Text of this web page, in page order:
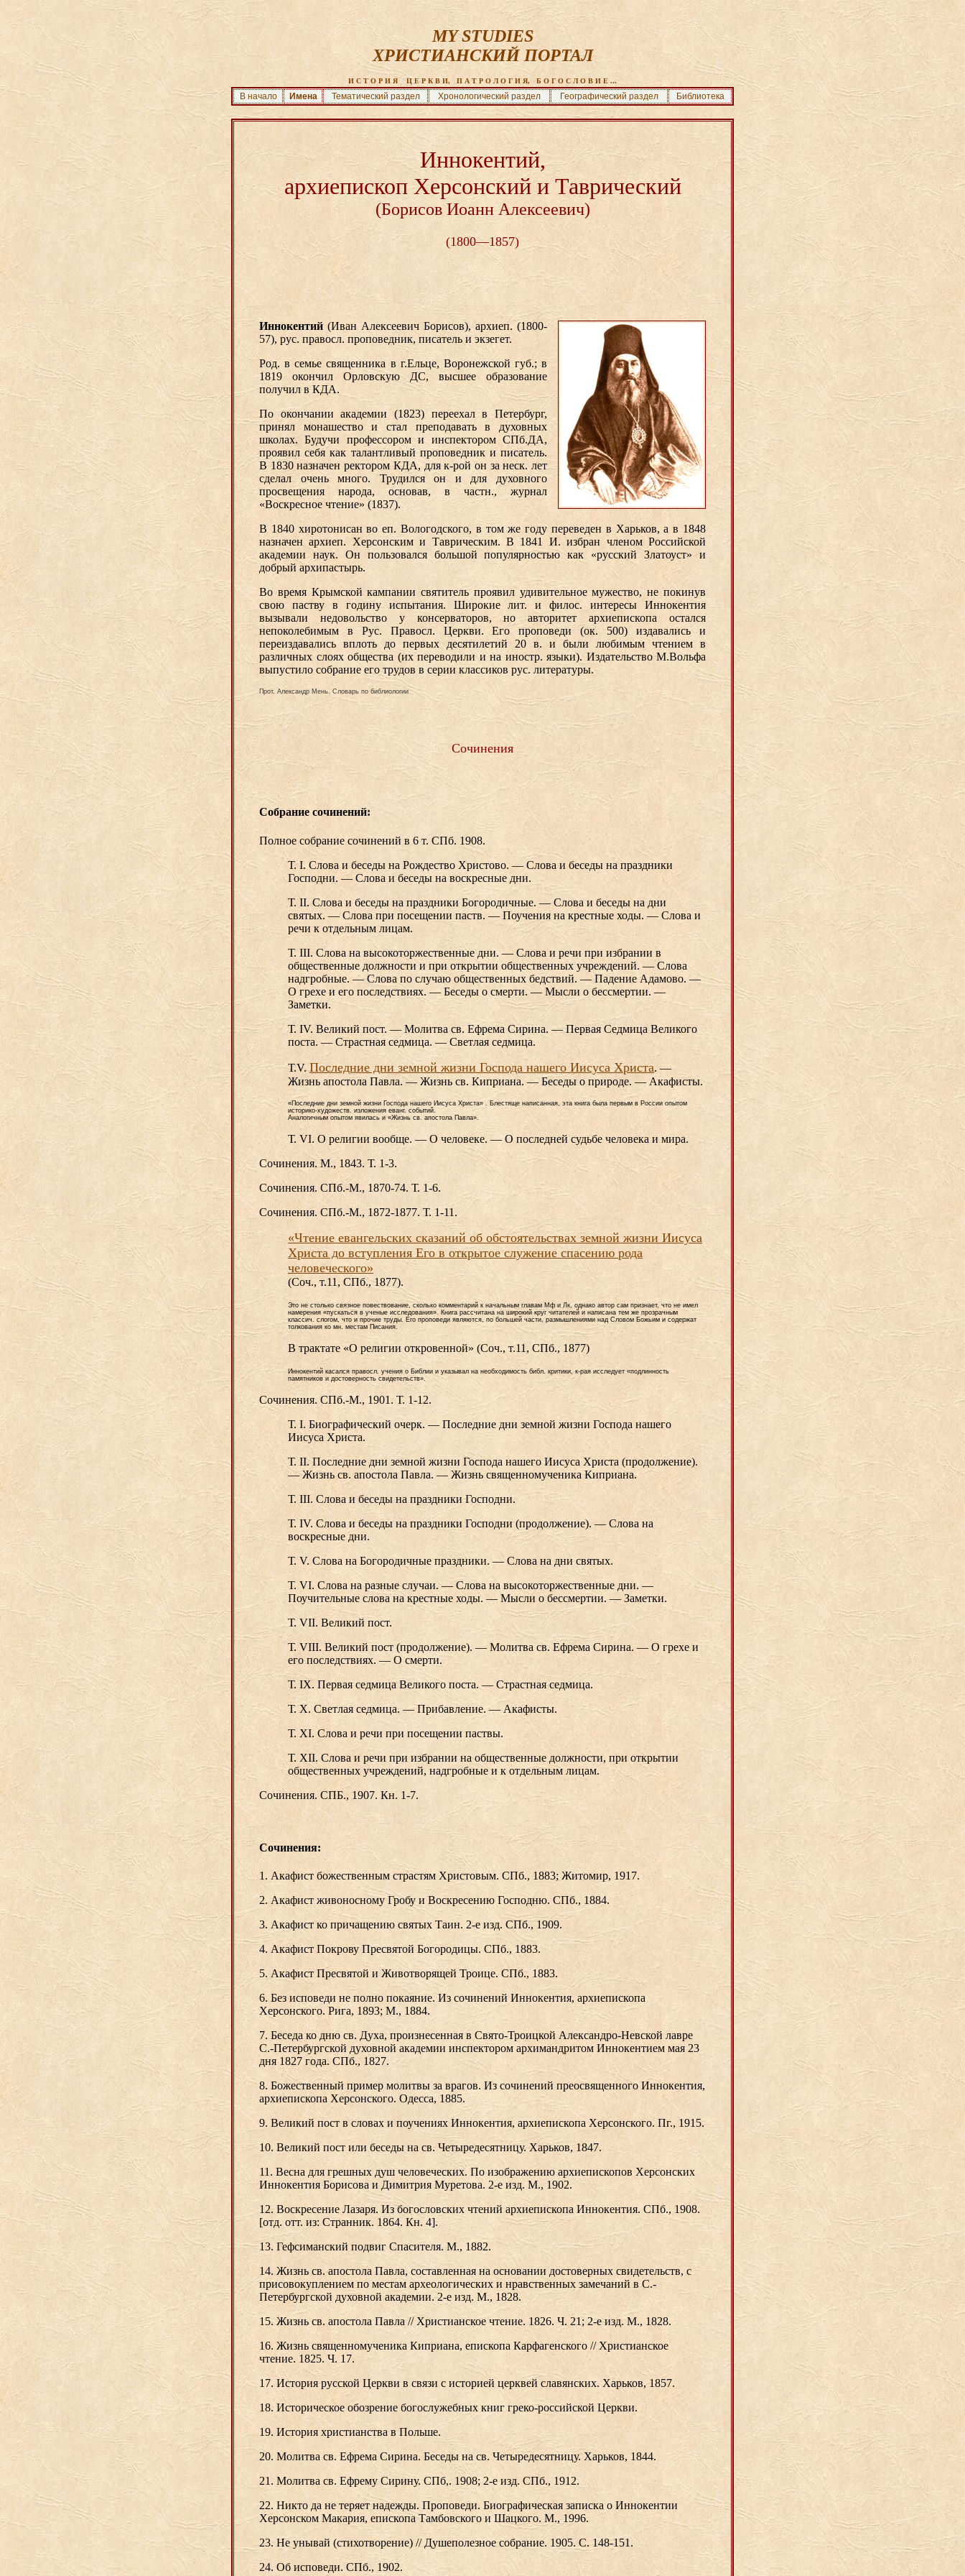
MY STUDIES
ХРИСТИАНСКИЙ ПОРТАЛ
И С Т О Р И Я    Ц Е Р К В И,   П А Т Р О Л О Г И Я,   Б О Г О С Л О В И Е ...
В начало Имена Тематический раздел Хронологический раздел Географический раздел Библиотека
Иннокентий,
архиепископ Херсонский и Таврический
(Борисов Иоанн Алексеевич)
(1800—1857)
Иннокентий (Иван Алексеевич Борисов), архиеп. (1800-
57), рус. правосл. проповедник, писатель и экзегет.
Род. в семье священника в г.Ельце, Воронежской губ.; в
1819 окончил Орловскую ДС, высшее образование
получил в КДА.
По окончании академии (1823) переехал в Петербург,
принял монашество и стал преподавать в духовных
школах. Будучи профессором и инспектором СПб.ДА,
проявил себя как талантливый проповедник и писатель.
В 1830 назначен ректором КДА, для к-рой он за неск. лет
сделал очень много. Трудился он и для духовного
просвещения народа, основав, в частн., журнал
«Воскресное чтение» (1837).
В 1840 хиротонисан во еп. Вологодского, в том же году переведен в Харьков, а в 1848
назначен архиеп. Херсонским и Таврическим. В 1841 И. избран членом Российской
академии наук. Он пользовался большой популярностью как «русский Златоуст» и
добрый архипастырь.
Во время Крымской кампании святитель проявил удивительное мужество, не покинув
свою паству в годину испытания. Широкие лит. и филос. интересы Иннокентия
вызывали недовольство у консерваторов, но авторитет архиепископа остался
непоколебимым в Рус. Правосл. Церкви. Его проповеди (ок. 500) издавались и
переиздавались вплоть до первых десятилетий 20 в. и были любимым чтением в
различных слоях общества (их переводили и на иностр. языки). Издательство М.Вольфа
выпустило собрание его трудов в серии классиков рус. литературы.
Прот. Александр Мень. Словарь по библиологии
Сочинения
Собрание сочинений:
Полное собрание сочинений в 6 т. СПб. 1908.
Т. I. Слова и беседы на Рождество Христово. — Слова и беседы на праздники
Господни. — Слова и беседы на воскресные дни.
Т. II. Слова и беседы на праздники Богородичные. — Слова и беседы на дни
святых. — Слова при посещении паств. — Поучения на крестные ходы. — Слова и
речи к отдельным лицам.
Т. III. Слова на высокоторжественные дни. — Слова и речи при избрании в
общественные должности и при открытии общественных учреждений. — Слова
надгробные. — Слова по случаю общественных бедствий. — Падение Адамово. —
О грехе и его последствиях. — Беседы о смерти. — Мысли о бессмертии. —
Заметки.
Т. IV. Великий пост. — Молитва св. Ефрема Сирина. — Первая Седмица Великого
поста. — Страстная седмица. — Светлая седмица.
Т.V.Последние дни земной жизни Господа нашего Иисуса Христа. —
Жизнь апостола Павла. — Жизнь св. Киприана. — Беседы о природе. — Акафисты.
«Последние дни земной жизни Господа нашего Иисуса Христа» . Блестяще написанная, эта книга была первым в России опытом
историко-художеств. изложения еванг. событий.
Аналогичным опытом явилась и «Жизнь св. апостола Павла».
Т. VI. О религии вообще. — О человеке. — О последней судьбе человека и мира.
Сочинения. М., 1843. Т. 1-3.
Сочинения. СПб.-М., 1870-74. Т. 1-6.
Сочинения. СПб.-М., 1872-1877. Т. 1-11.
«Чтение евангельских сказаний об обстоятельствах земной жизни Иисуса
Христа до вступления Его в открытое служение спасению рода
человеческого»
(Соч., т.11, СПб., 1877).
Это не столько связное повествование, сколько комментарий к начальным главам Мф и Лк, однако автор сам признает, что не имел
намерения «пускаться в ученые исследования». Книга рассчитана на широкий круг читателей и написана тем же прозрачным
классич. слогом, что и прочие труды. Его проповеди являются, по большей части, размышлениями над Словом Божьим и содержат
толкования ко мн. местам Писания.
В трактате «О религии откровенной» (Соч., т.11, СПб., 1877)
Иннокентий касался правосл. учения о Библии и указывал на необходимость библ. критики, к-рая исследует «подлинность
памятников и достоверность свидетельств».
Сочинения. СПб.-М., 1901. Т. 1-12.
Т. I. Биографический очерк. — Последние дни земной жизни Господа нашего
Иисуса Христа.
Т. II. Последние дни земной жизни Господа нашего Иисуса Христа (продолжение).
— Жизнь св. апостола Павла. — Жизнь священномученика Киприана.
Т. III. Слова и беседы на праздники Господни.
Т. IV. Слова и беседы на праздники Господни (продолжение). — Слова на
воскресные дни.
Т. V. Слова на Богородичные праздники. — Слова на дни святых.
Т. VI. Слова на разные случаи. — Слова на высокоторжественные дни. —
Поучительные слова на крестные ходы. — Мысли о бессмертии. — Заметки.
Т. VII. Великий пост.
Т. VIII. Великий пост (продолжение). — Молитва св. Ефрема Сирина. — О грехе и
его последствиях. — О смерти.
Т. IX. Первая седмица Великого поста. — Страстная седмица.
Т. X. Светлая седмица. — Прибавление. — Акафисты.
Т. XI. Слова и речи при посещении паствы.
Т. XII. Слова и речи при избрании на общественные должности, при открытии
общественных учреждений, надгробные и к отдельным лицам.
Сочинения. СПБ., 1907. Кн. 1-7.
Сочинения:
1. Акафист божественным страстям Христовым. СПб., 1883; Житомир, 1917.
2. Акафист живоносному Гробу и Воскресению Господню. СПб., 1884.
3. Акафист ко причащению святых Таин. 2-е изд. СПб., 1909.
4. Акафист Покрову Пресвятой Богородицы. СПб., 1883.
5. Акафист Пресвятой и Животворящей Троице. СПб., 1883.
6. Без исповеди не полно покаяние. Из сочинений Иннокентия, архиепископа
Херсонского. Рига, 1893; М., 1884.
7. Беседа ко дню св. Духа, произнесенная в Свято-Троицкой Александро-Невской лавре
С.-Петербургской духовной академии инспектором архимандритом Иннокентием мая 23
дня 1827 года. СПб., 1827.
8. Божественный пример молитвы за врагов. Из сочинений преосвященного Иннокентия,
архиепископа Херсонского. Одесса, 1885.
9. Великий пост в словах и поучениях Иннокентия, архиепископа Херсонского. Пг., 1915.
10. Великий пост или беседы на св. Четыредесятницу. Харьков, 1847.
11. Весна для грешных душ человеческих. По изображению архиепископов Херсонских
Иннокентия Борисова и Димитрия Муретова. 2-е изд. М., 1902.
12. Воскресение Лазаря. Из богословских чтений архиепископа Иннокентия. СПб., 1908.
[отд. отт. из: Странник. 1864. Кн. 4].
13. Гефсиманский подвиг Спасителя. М., 1882.
14. Жизнь св. апостола Павла, составленная на основании достоверных свидетельств, с
присовокуплением по местам археологических и нравственных замечаний в С.-
Петербургской духовной академии. 2-е изд. М., 1828.
15. Жизнь св. апостола Павла // Христианское чтение. 1826. Ч. 21; 2-е изд. М., 1828.
16. Жизнь священномученика Киприана, епископа Карфагенского // Христианское
чтение. 1825. Ч. 17.
17. История русской Церкви в связи с историей церквей славянских. Харьков, 1857.
18. Историческое обозрение богослужебных книг греко-российской Церкви.
19. История христианства в Польше.
20. Молитва св. Ефрема Сирина. Беседы на св. Четыредесятницу. Харьков, 1844.
21. Молитва св. Ефрему Сирину. СПб,. 1908; 2-е изд. СПб., 1912.
22. Никто да не теряет надежды. Проповеди. Биографическая записка о Иннокентии
Херсонском Макария, епископа Тамбовского и Шацкого. М., 1996.
23. Не унывай (стихотворение) // Душеполезное собрание. 1905. С. 148-151.
24. Об исповеди. СПб., 1902.